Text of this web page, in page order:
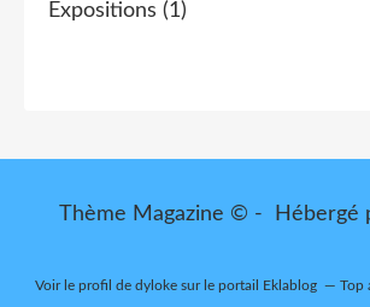
Expositions (1)
Thème Magazine © - Hébergé
Voir le profil de dyloke sur le portail Eklablog Top